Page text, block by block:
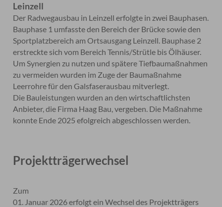
Leinzell
Der Radwegausbau in Leinzell erfolgte in zwei Bauphasen.
Bauphase 1 umfasste den Bereich der Brücke sowie den
Sportplatzbereich am Ortsausgang Leinzell. Bauphase 2
erstreckte sich vom Bereich Tennis/Strütle bis Ölhäuser.
Um Synergien zu nutzen und spätere Tiefbaumaßnahmen
zu vermeiden wurden im Zuge der Baumaßnahme
Leerrohre für den Galsfaserausbau mitverlegt.
Die Bauleistungen wurden an den wirtschaftlichsten
Anbieter, die Firma Haag Bau, vergeben. Die Maßnahme
konnte Ende 2025 efolgreich abgeschlossen werden.
Projektträgerwechsel
Zum
01. Januar 2026 erfolgt ein Wechsel des Projektträgers